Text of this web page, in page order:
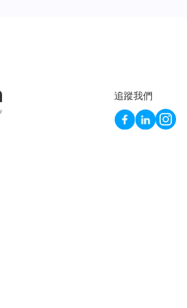
追蹤我們